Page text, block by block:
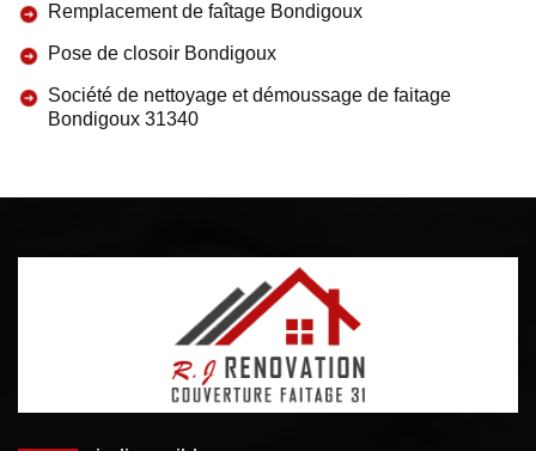
Remplacement de faîtage Bondigoux
Pose de closoir Bondigoux
Société de nettoyage et démoussage de faitage
Bondigoux 31340